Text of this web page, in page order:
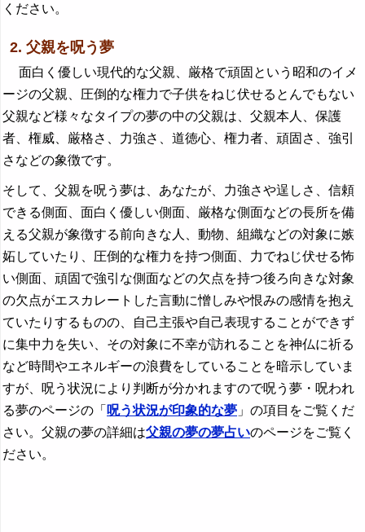
ください。
2. 父親を呪う夢
面白く優しい現代的な父親、厳格で頑固という昭和のイメ
ージの父親、圧倒的な権力で子供をねじ伏せるとんでもない
父親など様々なタイプの夢の中の父親は、父親本人、保護
者、権威、厳格さ、力強さ、道徳心、権力者、頑固さ、強引
さなどの象徴です。
そして、父親を呪う夢は、あなたが、力強さや逞しさ、信頼
できる側面、面白く優しい側面、厳格な側面などの長所を備
える父親が象徴する前向きな人、動物、組織などの対象に嫉
妬していたり、圧倒的な権力を持つ側面、力でねじ伏せる怖
い側面、頑固で強引な側面などの欠点を持つ後ろ向きな対象
の欠点がエスカレートした言動に憎しみや恨みの感情を抱え
ていたりするものの、自己主張や自己表現することができず
に集中力を失い、その対象に不幸が訪れることを神仏に祈る
など時間やエネルギーの浪費をしていることを暗示していま
すが、呪う状況により判断が分かれますので呪う夢・呪われ
る夢のページの「 呪う状況が印象的な夢 」の項目をご覧くだ
さい。父親の夢の詳細は父親の夢の夢占いのページをご覧く
ださい。